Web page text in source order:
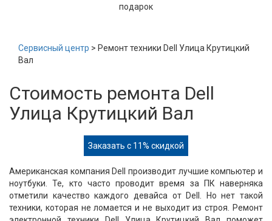
подарок
Сервисный центр > Ремонт техники Dell Улица Крутицкий
Вал
Стоимость ремонта Dell
Улица Крутицкий Вал
Заказать с 11% скидкой
Американская компания Dell производит лучшие компьютер и
ноутбуки. Те, кто часто проводит время за ПК наверняка
отметили качество каждого девайса от Dell. Но нет такой
техники, которая не ломается и не выходит из строя. Ремонт